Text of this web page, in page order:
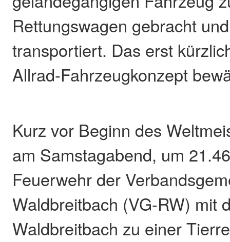
Rettungswagen gebracht
transportiert. Das erst
Allrad-Fahrzeugkonzept
Kurz vor Beginn des
am Samstagabend, um
Feuerwehr der
Waldbreitbach (VG-RW) mit
Waldbreitbach zu einer